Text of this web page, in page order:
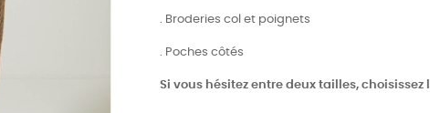
. Broderies col et poignets
. Poches côtés
Si vous hésitez entre deux tailles, choisissez